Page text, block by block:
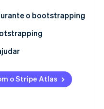
o bootstrapping
financeiramente
o Stripe Atlas